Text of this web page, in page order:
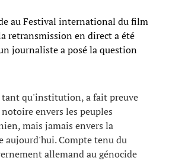
au Festival international du film
retransmission en direct a été
journaliste a posé la question
tant qu'institution, a fait preuve
envers les peuples
mais jamais envers la
aujourd'hui. Compte tenu du
allemand au génocide